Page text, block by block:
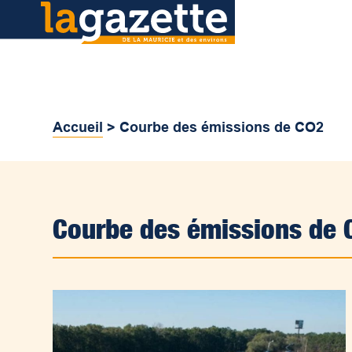
Accueil >Courbe des émissions de CO2
Courbe des émissions de